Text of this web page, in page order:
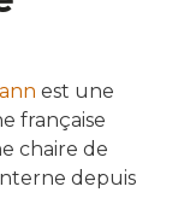
est une
française
chaire de
depuis